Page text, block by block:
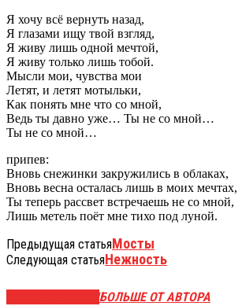
Я хочу всё вернуть назад,
Я глазами ищу твой взгляд,
Я живу лишь одной мечтой,
Я живу только лишь тобой.
Мысли мои, чувства мои
Летят, и летят мотыльки,
Как понять мне что со мной,
Ведь ты давно уже… Ты не со мной…
Ты не со мной…
припев:
Вновь снежинки закружились в облаках,
Вновь весна осталась лишь в моих мечтах,
Ты теперь рассвет встречаешь не со мной,
Лишь метель поёт мне тихо под луной.
Предыдущая статьяМосты
Следующая статьяНежность
БОЛЬШЕ ОТ АВТОРА